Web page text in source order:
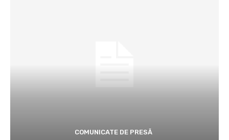
COMUNICATE DE PRESĂ